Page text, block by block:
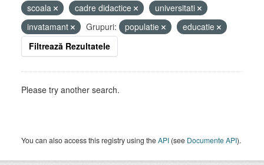
scoala
cadre didactice
universitati
invatamant
Grupuri: populatie
educatie
Filtrează Rezultatele
Please try another search.
You can also access this registry using theAPI (see Documente API).